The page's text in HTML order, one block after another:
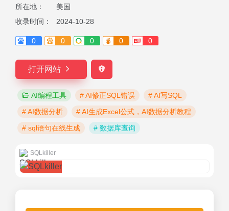
所在地：
美国
收录时间：
2024-10-28
0 0 0 0 0
打开网站
AI编程工具 # AI修正SQL错误
# AI写SQL
# AI数据分析
# AI生成Excel公式，AI数据分析教程
# sql语句在线生成
# 数据库查询
SQLkiller